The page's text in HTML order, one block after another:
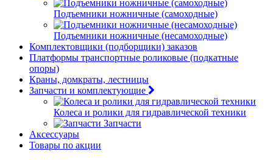
Подъемники ножничные (самоходные)
Подъемники ножничные (несамоходные)
Комплектовщики (подборщики) заказов
Платформы транспортные роликовые (подкатные
опоры)
Краны, домкраты, лестницы
Запчасти и комплектующие
Колеса и ролики для гидравлической техники
Запчасти
Аксессуары
Товары по акции